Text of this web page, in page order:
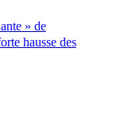
» de
hausse des